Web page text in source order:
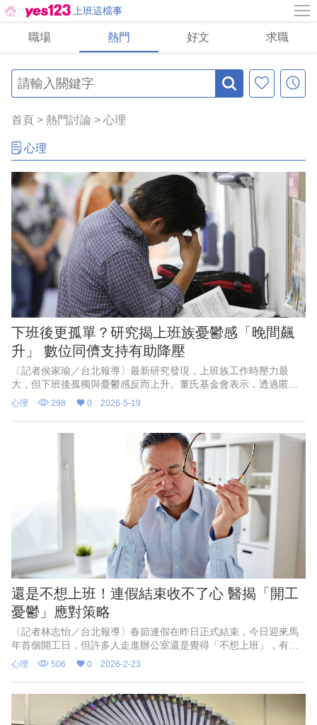
上班這檔事
職場 熱門 好文 求職
首頁 > 熱門討論 > 心理
心理
下班後更孤單？研究揭上班族憂鬱感「晚間飆
升」 數位同儕支持有助降壓
〔記者侯家瑜／台北報導〕最新研究發現，上班族工作時壓力最
大，但下班後孤獨與憂鬱感反而上升。董氏基金會表示，透過匿名
聊天室與數位同儕支持，可讓負面情緒下降近4成、樂觀感提升
77%。專家建議企業推動心理健康日、放鬆空間與同儕支持制度，
協助員工建立更健康的職場生活平衡。
心理 298 0 2026-5-19
還是不想上班！連假結束收不了心 醫揭「開工
憂鬱」應對策略
〔記者林志怡／台北報導〕春節連假在昨日正式結束，今日迎來馬
年首個開工日，但許多人走進辦公室還是覺得「不想上班」，有種
說不出的低落與抗拒。精神科醫師楊聰財說，這樣的「開工憂鬱」
並不是抑制力不足，而是生理、心理、社會角色與精神意義層面同
時震盪的調節歷程，民眾在第一週可以放緩節奏，給自己一點調適
心理 506 0 2026-2-23